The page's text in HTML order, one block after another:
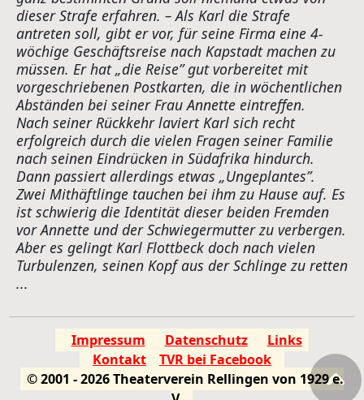
dieser Strafe erfahren. – Als Karl die Strafe
antreten soll, gibt er vor, für seine Firma eine 4-
wöchige Geschäftsreise nach Kapstadt machen zu
müssen. Er hat „die Reise” gut vorbereitet mit
vorgeschriebenen Postkarten, die in wöchentlichen
Abständen bei seiner Frau Annette eintreffen.
Nach seiner Rückkehr laviert Karl sich recht
erfolgreich durch die vielen Fragen seiner Familie
nach seinen Eindrücken in Südafrika hindurch.
Dann passiert allerdings etwas „Ungeplantes”.
Zwei Mithäftlinge tauchen bei ihm zu Hause auf. Es
ist schwierig die Identität dieser beiden Fremden
vor Annette und der Schwiegermutter zu verbergen.
Aber es gelingt Karl Flottbeck doch nach vielen
Turbulenzen, seinen Kopf aus der Schlinge zu retten
...
Impressum Datenschutz
Links
Kontakt
TVR bei Facebook
© 2001 - 2026 Theaterverein Rellingen von 1929 e.